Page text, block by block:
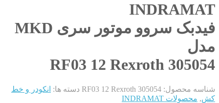
INDRAMAT
فیدبک سروو موتور سری MKD
مدل
RF03 12 Rexroth 305054
شناسه محصول: RF03 12 Rexroth 305054 دسته ها: انکودر و خط
کش, محصولات INDRAMAT